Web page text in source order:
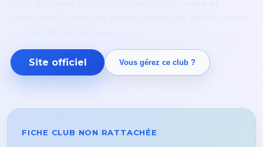
Site officiel Vous gérez ce club ?
FICHE CLUB NON RATTACHÉE